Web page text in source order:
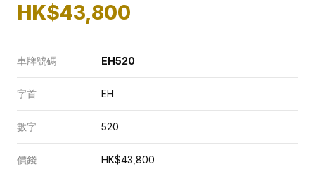
HK$43,800
車牌號碼 EH520
字首 EH
數字 520
價錢 HK$43,800